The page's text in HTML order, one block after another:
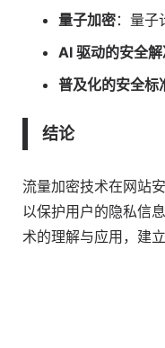
量子加密：量子
AI 驱动的安全
普及化的安全标
结论
流量加密技术在网站
以保护用户的隐私信
术的理解与应用，建